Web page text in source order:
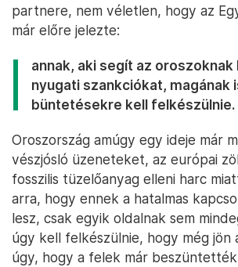
partnere, nem véletlen, hogy az
már előre jelezte:
annak, aki segít az oroszoknak
nyugati szankciókat, magának
büntetésekre kell felkészülnie.
Oroszország amúgy egy ideje már
vészjósló üzeneteket, az európai
fosszilis tüzelőanyag elleni harc
arra, hogy ennek a hatalmas
lesz, csak egyik oldalnak sem
úgy kell felkészülnie, hogy még jön
úgy, hogy a felek már